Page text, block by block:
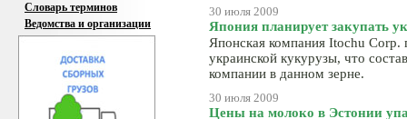
Словарь терминов
Ведомства и организации
30 июля 2009
Япония планирует закупать
Японская компания Itochu Corp.
украинской кукурузы, что
компании в данном зерне.
30 июля 2009
Цены на молоко в Эстонии